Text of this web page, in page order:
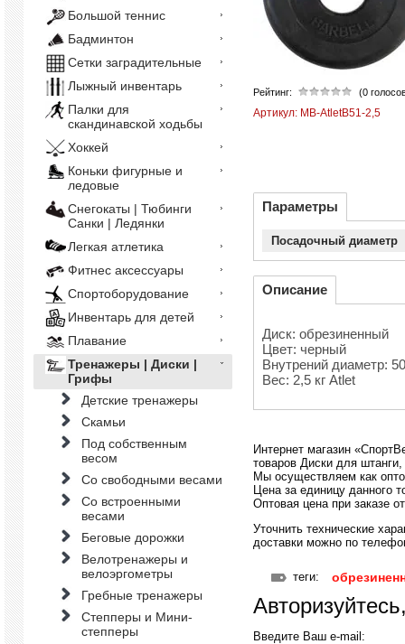
Рейтинг: (0
Артикул:MB-AtletB51-2,5
Параметры
Посадочный диаметр
Описание
Диск: обрезиненный
Цвет: черный
Внутрений диаметр:
Вес: 2,5 кг Atlet
Интернет магазин
товаров Диски для
Мы осуществляем как
Цена за единицу данного
Оптовая цена при заказе
Уточнить технические
доставки можно по
теги:
Введите Ваш e-mail:
Большой теннис
Бадминтон
Сетки заградительные
Лыжный инвентарь
Палки для
скандинавской ходьбы
Хоккей
Коньки фигурные и
ледовые
Снегокаты | Тюбинги
Санки | Ледянки
Легкая атлетика
Фитнес аксессуары
Спортоборудование
Инвентарь для детей
Плавание
Тренажеры | Диски |
Грифы
Детские тренажеры
Скамьи
Под собственным
весом
Со свободными весами
Со встроенными
весами
Беговые дорожки
Велотренажеры и
велоэргометры
Гребные тренажеры
Степперы и Мини-
степперы